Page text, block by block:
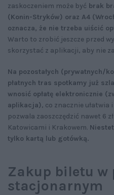
zaskoczeniem może być brak
(Konin-Stryków) oraz A4
oznacza, że nie trzeba uiścić
Warto to zrobić jeszcze przed
skorzystać z aplikacji, aby nie
Na pozostałych (prywatnych/
płatnych tras spotkamy już
wnosić opłatę elektronicznie
aplikacja), co znacznie ułatwia
pozwala zaoszczędzić nawet 6
Katowicami i Krakowem.
tylko kartą lub gotówką.
Zakup biletu w
stacjonarnym